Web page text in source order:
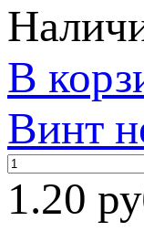
В
Винт
1.20